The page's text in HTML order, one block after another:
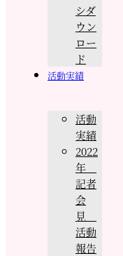
シダ
ウン
ロー
ド
活動実績
活動
実績
2022
年
記者
会
見
活動
報告